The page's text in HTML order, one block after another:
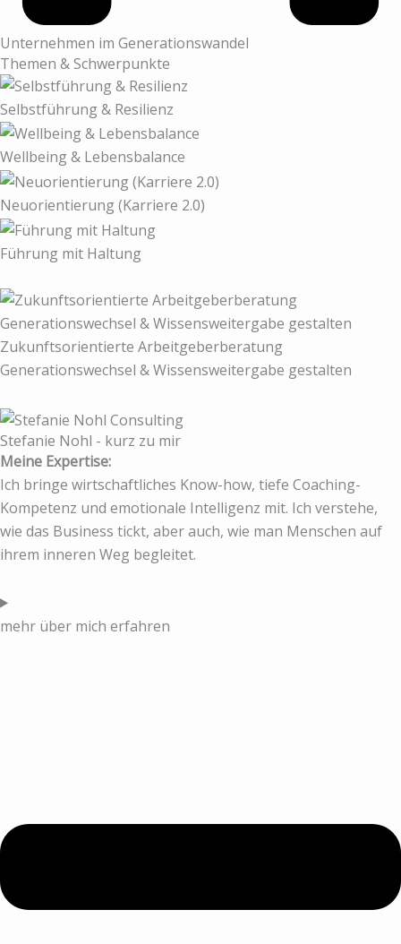
Unternehmen im Generationswandel
Themen & Schwerpunkte
Selbstführung & Resilienz
Wellbeing & Lebensbalance
Neuorientierung (Karriere 2.0)
Führung mit Haltung
Zukunftsorientierte Arbeitgeberberatung
Generationswechsel & Wissensweitergabe gestalten
Stefanie Nohl - kurz zu mir
Meine Expertise:
Ich bringe wirtschaftliches Know-how, tiefe Coaching-
Kompetenz und emotionale Intelligenz mit. Ich verstehe,
wie das Business tickt, aber auch, wie man Menschen auf
ihrem inneren Weg begleitet.
mehr über mich erfahren